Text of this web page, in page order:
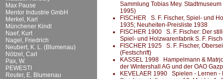
Max Pause
Mentor Industrie GmbH
Merkel, Karl
Münchener Kindl
Naef, Kurt
Nagel, Friedrich
Neubert, K. L. (Blumenau)
Nötzel, Carl
Pax, W.
PEWESTI
Reuter, E. Blumenau
Sammlung Tobias Mey.
1995)
FISCHER S. F. Fischer, Spiel- und
1935; Neuheiten-Preisliste 1938
FISCHER 1900 S. F. Fischer: Der
Spiel- und Holzwarenfabrik S. F.
FISCHER 1925 S. F. Fischer,
(Festschrift)
KASSEL 1998 Hampelmann &
der Wintershall AG und der OAO
KEVELAER 1990 Spielen - Lernen -